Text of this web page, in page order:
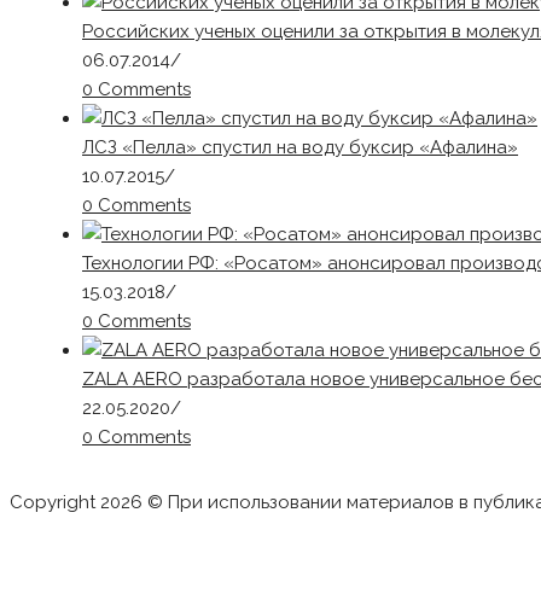
Российских ученых оценили за открытия в
06.07.2014/
0 Comments
ЛСЗ «Пелла» спустил на воду буксир «Афалина»
10.07.2015/
0 Comments
Технологии РФ: «Росатом» анонсировал
15.03.2018/
0 Comments
ZALA AERO разработала новое универсальное
22.05.2020/
0 Comments
Copyright 2026 © При использовании материалов в